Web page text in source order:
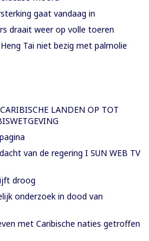
gaat vandaag in
draait weer op volle toeren
Tai niet bezig met palmolie
LANDEN OP TOT
van de regering I SUN WEB TV
droog
onderzoek in dood van
met Caribische naties getroffen